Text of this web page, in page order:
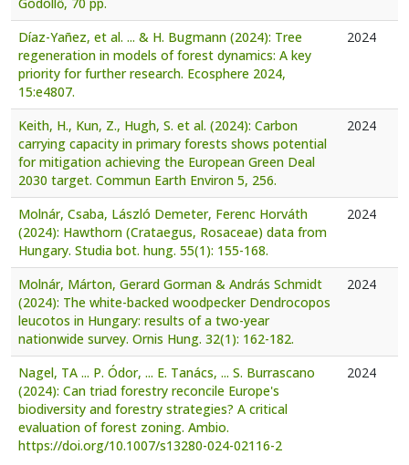
Díaz-Yañez, et al. ... & H. Bugmann (2024): Tree
regeneration in models of forest dynamics: A key
priority for further research. Ecosphere 2024,
15:e4807.
2024
Keith, H., Kun, Z., Hugh, S. et al. (2024): Carbon
carrying capacity in primary forests shows potential
for mitigation achieving the European Green Deal
2030 target. Commun Earth Environ 5, 256.
2024
Molnár, Csaba, László Demeter, Ferenc Horváth
(2024): Hawthorn (Crataegus, Rosaceae) data from
Hungary. Studia bot. hung. 55(1): 155-168.
2024
Molnár, Márton, Gerard Gorman & András Schmidt
(2024): The white-backed woodpecker Dendrocopos
leucotos in Hungary: results of a two-year
nationwide survey. Ornis Hung. 32(1): 162-182.
2024
Nagel, TA ... P. Ódor, ... E. Tanács, ... S. Burrascano
(2024): Can triad forestry reconcile Europe's
biodiversity and forestry strategies? A critical
evaluation of forest zoning. Ambio.
https://doi.org/10.1007/s13280-024-02116-2
2024